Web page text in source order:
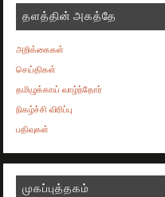
தளத்தின் அகத்தே
அறிக்கைகள்
செய்திகள்
தமிழுக்காய் வாழ்ந்தோர்
நிகழ்ச்சி விரிப்பு
பதிவுகள்
முகப்புத்தகம்